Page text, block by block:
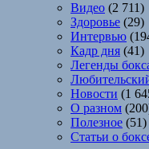
Видео (2 711)
Здоровье (29)
Интервью
Кадр дня (41)
Легенды
Новости (1
О разном
Полезное (51)
Статьи о